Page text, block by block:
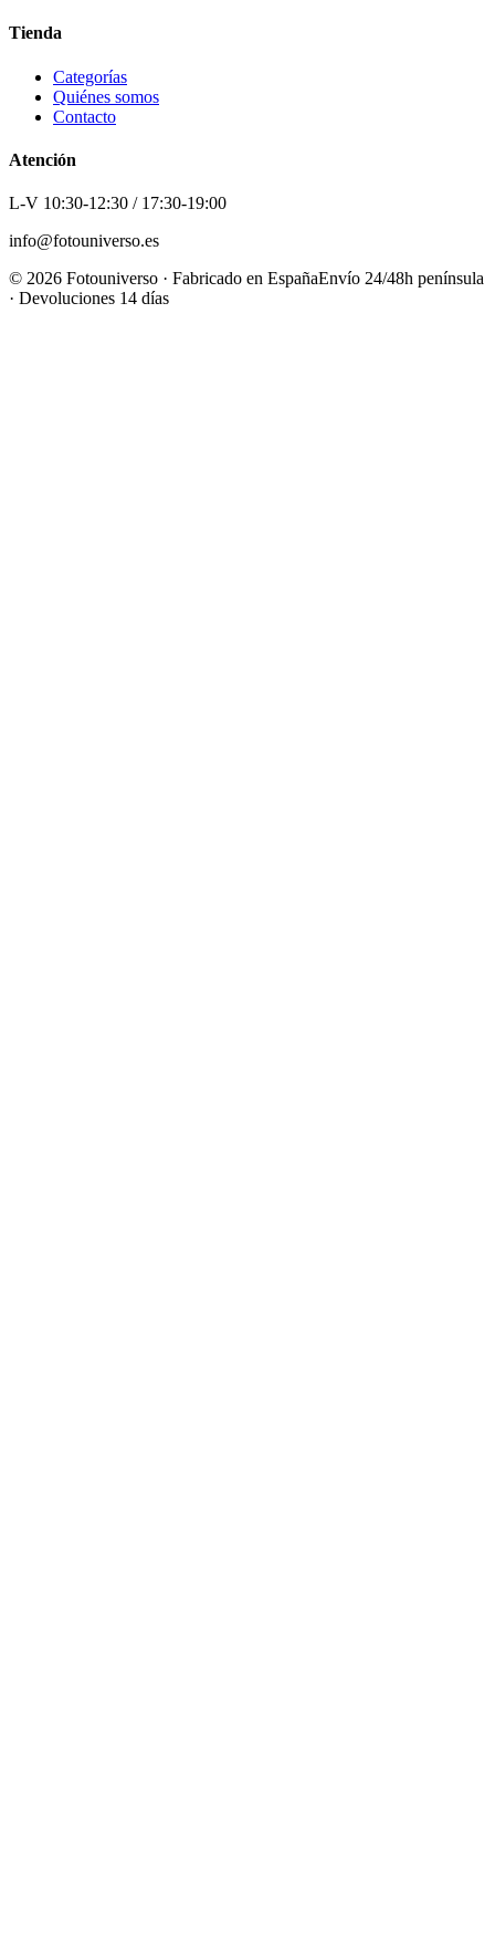
Tienda
Categorías
Quiénes somos
Contacto
Atención
L-V 10:30-12:30 / 17:30-19:00
info@fotouniverso.es
© 2026 Fotouniverso · Fabricado en EspañaEnvío 24/48h península
· Devoluciones 14 días